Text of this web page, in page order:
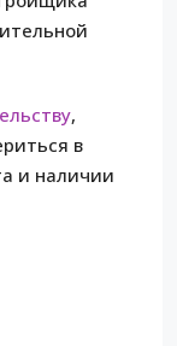
,
в
и наличии